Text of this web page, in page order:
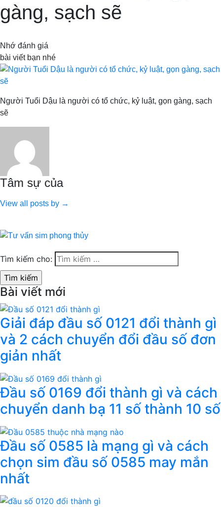
gàng, sạch sẽ
Nhớ đánh giá
bài viết bạn nhé
Người Tuổi Dậu là người có tổ chức, kỷ luật, gọn gàng, sạch
sẽ
Tâm sự của
View all posts by →
Tìm kiếm cho:
Bài viết mới
Giải đáp đầu số 0121 đổi thành gì
và 2 cách chuyển đổi đầu số đơn
giản nhất
Đầu số 0169 đổi thành gì và cách
chuyển danh bạ 11 số thành 10 số
Đầu số 0585 là mạng gì và cách
chọn sim đầu số 0585 may mắn
nhất